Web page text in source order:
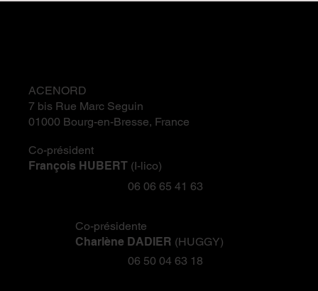
ACENORD
7 bis Rue Marc Seguin
01000 Bourg-en-Bresse, France
Co-présidente
Charlène DADIER (HUGGY)
06 50 04 63 18
Co-président
François HUBERT (I-lico)
06 06 65 41 63